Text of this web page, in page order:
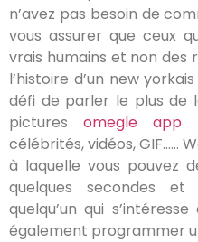
n’avez pas besoin de
vous assurer que ceux
vrais humains et non des
l’histoire d’un new
défi de parler le plus de
picturesomegle app
célébrités, vidéos, GIF……
à laquelle vous pouvez
quelques secondes
quelqu’un qui
également programmer